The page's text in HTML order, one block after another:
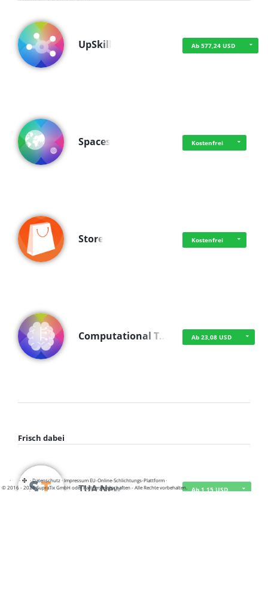
UpSkill Ab 577,24 USD
Spaces Kostenfrei
Store Kostenfrei
Computational T… Ab 23,08 USD
Frisch dabei
TUA News Ab 1,15 USD
· · ·Datenschutz·Impressum EU-Online-Schlichtungs-Plattform·
© 2016 - 2026 SupraTix GmbH oder Partnergesellschaften - Alle Rechte vorbehalten.